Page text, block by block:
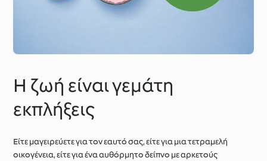
Η ζωή είναι γεμάτη
εκπλήξεις
Είτε μαγειρεύετε για τον εαυτό σας, είτε για μια τετραμελή
οικογένεια, είτε για ένα αυθόρμητο δείπνο με αρκετούς